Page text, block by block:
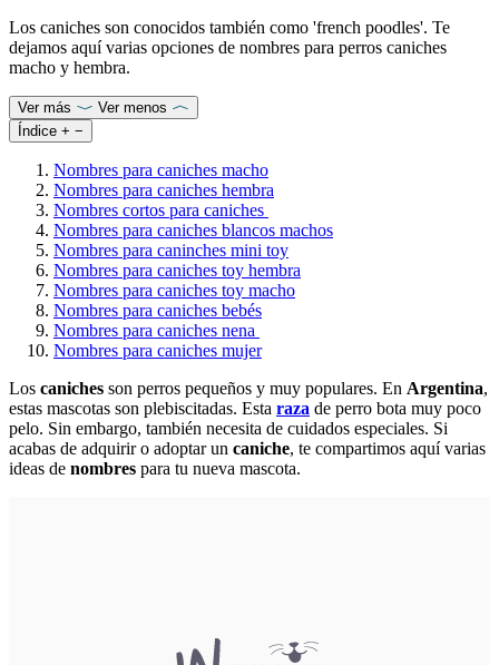
Los caniches son conocidos también como 'french poodles'. Te
dejamos aquí varias opciones de nombres para perros caniches
macho y hembra.
Ver más
Ver menos
Índice + −
Nombres para caniches macho
Nombres para caniches hembra
Nombres cortos para caniches
Nombres para caniches blancos machos
Nombres para caninches mini toy
Nombres para caniches toy hembra
Nombres para caniches toy macho
Nombres para caniches bebés
Nombres para caniches nena
Nombres para caniches mujer
Los caniches son perros pequeños y muy populares. En Argentina,
estas mascotas son plebiscitadas. Esta raza de perro bota muy poco
pelo. Sin embargo, también necesita de cuidados especiales. Si
acabas de adquirir o adoptar un caniche, te compartimos aquí varias
ideas de nombres para tu nueva mascota.